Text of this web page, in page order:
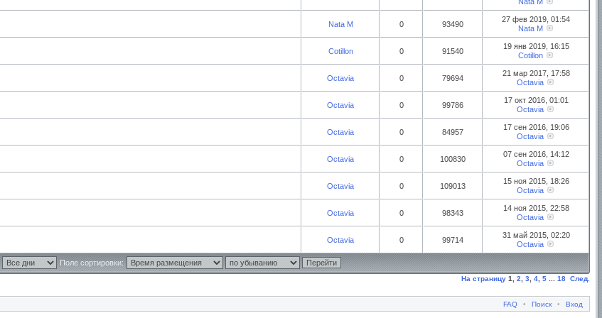
Nata M 0 93490
27 фев 2019, 01:54
Nata M
Cotillon 0 91540
19 янв 2019, 16:15
Cotillon
Octavia 0 79694
21 мар 2017, 17:58
Octavia
Octavia 0 99786
17 окт 2016, 01:01
Octavia
Octavia 0 84957
17 сен 2016, 19:06
Octavia
Octavia 0 100830
07 сен 2016, 14:12
Octavia
Octavia 0 109013
15 ноя 2015, 18:26
Octavia
Octavia 0 98343
14 ноя 2015, 22:58
Octavia
Octavia 0 99714
31 май 2015, 02:20
Octavia
Поле сортировки:
На страницу 1 2 3 4 5 18 След.
FAQ • Поиск • Вход